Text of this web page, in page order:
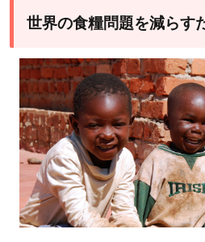
のな
界を
目指
す
5.4
【寄
付先
4】
認定
世界の食糧問題を減らす